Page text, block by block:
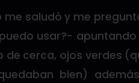
saludó y me
usar?-
cerca, ojos verdes
bien)